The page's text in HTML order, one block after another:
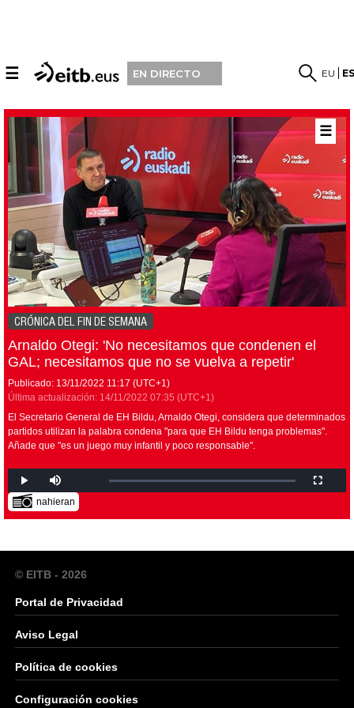
☰ EN DIRECTO EU
☰
CRÓNICA DEL FIN DE SEMANA
Arnaldo Otegi: 'No necesitamos que condenen el
GAL; necesitamos que no se vuelva a repetir'
Publicado: 13/11/2022 11:17 (UTC+1)
Última actualización: 14/11/2022 07:35 (UTC+1)
El Secretario General de EH Bildu, Arnaldo Otegi, considera que determinados
partidos utilizan la palabra condena "para que EH Bildu tenga problemas".
Añade que "es un juego muy infantil y poco responsable".
nahieran
© EITB - 2026
Portal de Privacidad
Aviso Legal
Política de cookies
Configuración cookies